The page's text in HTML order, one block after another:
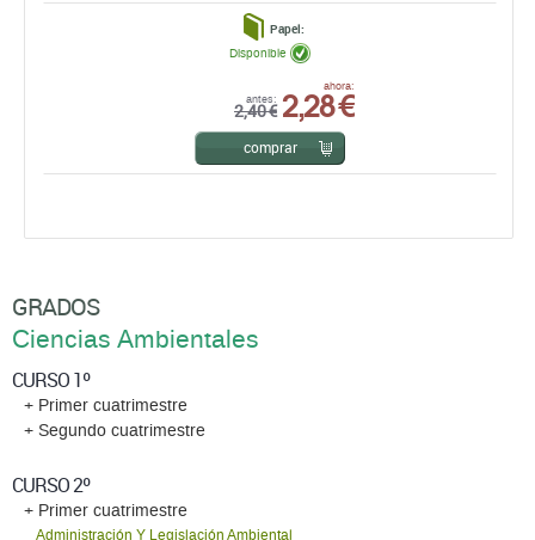
Papel:
antes:
2,40 €
ahora:
2,28 €
Disponible
comprar
GRADOS
Ciencias Ambientales
CURSO 1º
+ Primer cuatrimestre
+ Segundo cuatrimestre
CURSO 2º
+ Primer cuatrimestre
Administración Y Legislación Ambiental